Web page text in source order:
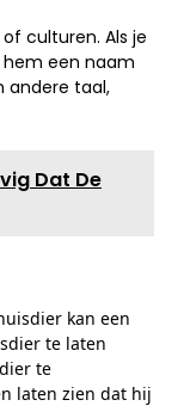
culturen. Als je
hem een naam
andere taal,
Dat De
kan een
te laten
te
laten zien dat hij